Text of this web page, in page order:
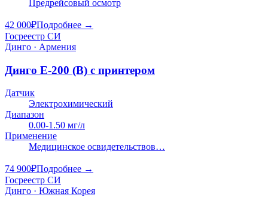
Предрейсовый осмотр
42 000₽Подробнее →
Госреестр СИ
Динго · Армения
Динго E-200 (В) с принтером
Датчик
Электрохимический
Диапазон
0.00-1.50 мг/л
Применение
Медицинское освидетельствов…
74 900₽Подробнее →
Госреестр СИ
Динго · Южная Корея